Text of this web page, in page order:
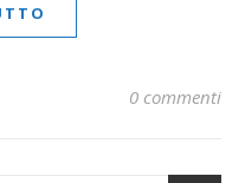
0 commenti